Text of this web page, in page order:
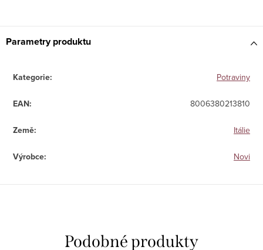
Parametry produktu
Kategorie: Potraviny
EAN: 8006380213810
Země: Itálie
Výrobce: Novi